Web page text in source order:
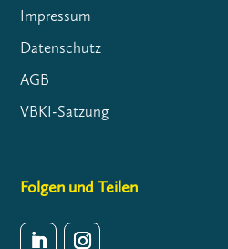
Impressum
Datenschutz
AGB
VBKI-Satzung
Folgen und Teilen